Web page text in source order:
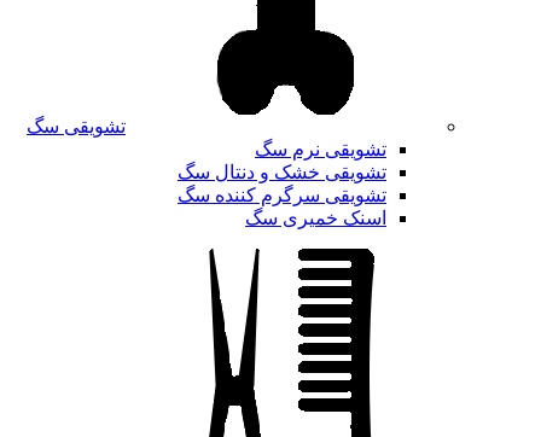
تشویقی سگ
تشویقی نرم سگ
تشویقی خشک و دنتال سگ
تشویقی سرگرم کننده سگ
اسنک خمیری سگ